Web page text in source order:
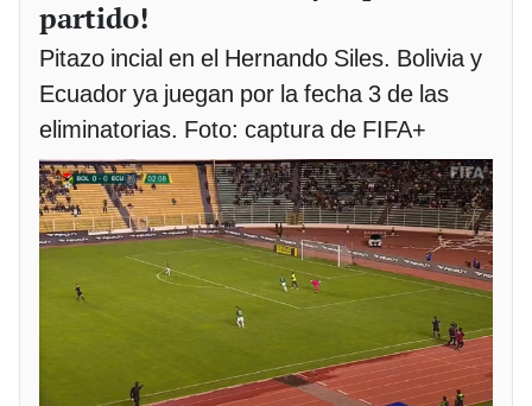
partido!
Pitazo incial en el Hernando Siles. Bolivia y
Ecuador ya juegan por la fecha 3 de las
eliminatorias. Foto: captura de FIFA+